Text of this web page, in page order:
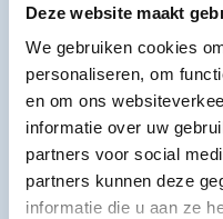
Deze website maakt
We gebruiken cookies
personaliseren, om
en om ons
informatie over uw
partners voor social
partners kunnen deze
informatie die u aan ze
Type:U-vormige
20 cm
Toepassing:
Verkoop:Per stuk
Aantal haken